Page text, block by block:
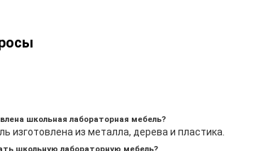
школьная лабораторная мебель?
изготовлена из металла, дерева и пластика.